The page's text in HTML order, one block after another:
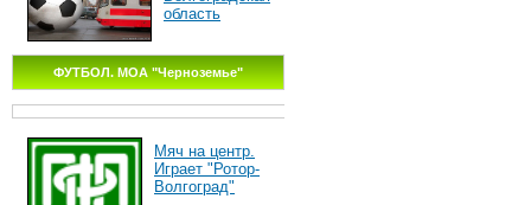
область
ФУТБОЛ. МОА "Черноземье"
Мяч на центр.
Играет "Ротор-
Волгоград"